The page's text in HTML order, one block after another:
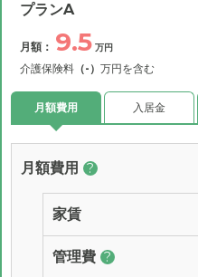
プランA
月額： 9.5 万円
介護保険料 （-） 万円を含む
月額費用 入居金
月額費用 ?
家賃
管理費 ?